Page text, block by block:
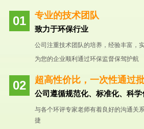
专业的技术团队
致力于环保行业
公司注重技术团队的培养，经验丰富，
为您的企业顺利通过环保监督保驾护航
超高性价比，一次性通过
公司遵循规范化、标准化、科
与各个环评专家老师有着良好的沟通关
捷